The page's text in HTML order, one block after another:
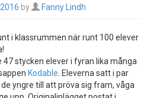
by Fanny Lindh
i klassrummen när runt 100 elever
47 stycken elever i fyran lika många
Kodable . Eleverna satt i par
yngre till att pröva sig fram, våga